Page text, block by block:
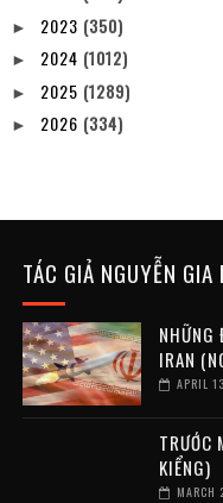
► 2023 (350)
► 2024 (1012)
► 2025 (1289)
► 2026 (334)
TÁC GIẢ NGUYỄN GIA
NHỮNG
IRAN
APRIL
TRƯỚC
KIỂNG)